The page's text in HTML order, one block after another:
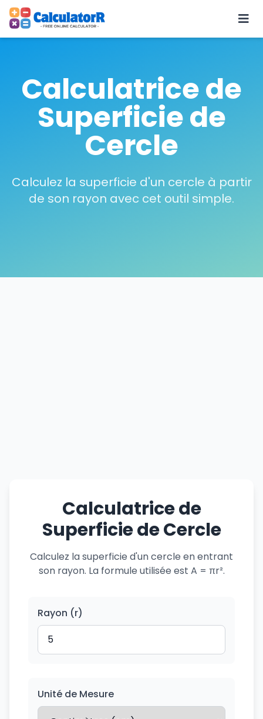
Calculatrice de
Superficie de
Cercle
Calculez la superficie d'un cercle à partir
de son rayon avec cet outil simple.
Calculatrice de
Superficie de Cercle
Calculez la superficie d'un cercle en entrant
son rayon. La formule utilisée est A = πr².
Rayon (r)
Unité de Mesure